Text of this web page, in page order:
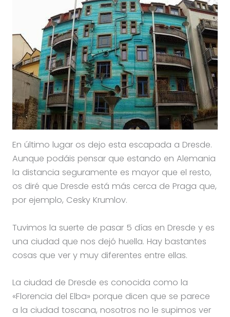
En último lugar os dejo esta escapada a Dresde.
Aunque podáis pensar que estando en Alemania
la distancia seguramente es mayor que el resto,
os diré que Dresde está más cerca de Praga que,
por ejemplo, Cesky Krumlov.
Tuvimos la suerte de pasar 5 días en Dresde y es
una ciudad que nos dejó huella. Hay bastantes
cosas que ver y muy diferentes entre ellas.
La ciudad de Dresde es conocida como la
«Florencia del Elba» porque dicen que se parece
a la ciudad toscana, nosotros no le supimos ver